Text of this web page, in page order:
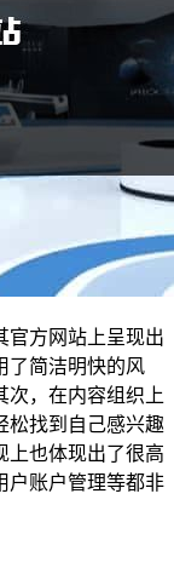
官方网站上呈现出
了简洁明快的风
次，在内容组织上
松找到自己感兴趣
上也体现出了很高
户账户管理等都非